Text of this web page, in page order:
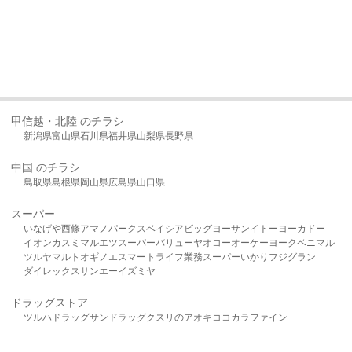
甲信越・北陸 のチラシ
新潟県富山県石川県福井県山梨県長野県
中国 のチラシ
鳥取県島根県岡山県広島県山口県
スーパー
いなげや西條アマノパークスベイシア ビッグヨーサンイトーヨーカドー
イオンカスミ マルエツスーパーバリューヤオコーオーケー ヨークベニマル
ツルヤマルト オギノ エスマート ライフ業務スーパーいかり フジグラン
ダイレックスサンエーイズミヤ
ドラッグストア
ツルハドラッグサンドラッグクスリのアオキ ココカラファイン